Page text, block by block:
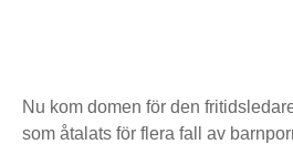
Nu kom domen för den
som åtalats för flera fall av